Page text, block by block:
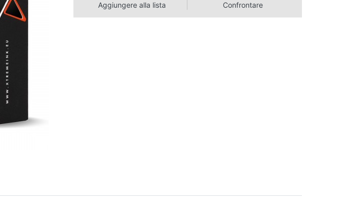
Aggiungere alla lista Confrontare